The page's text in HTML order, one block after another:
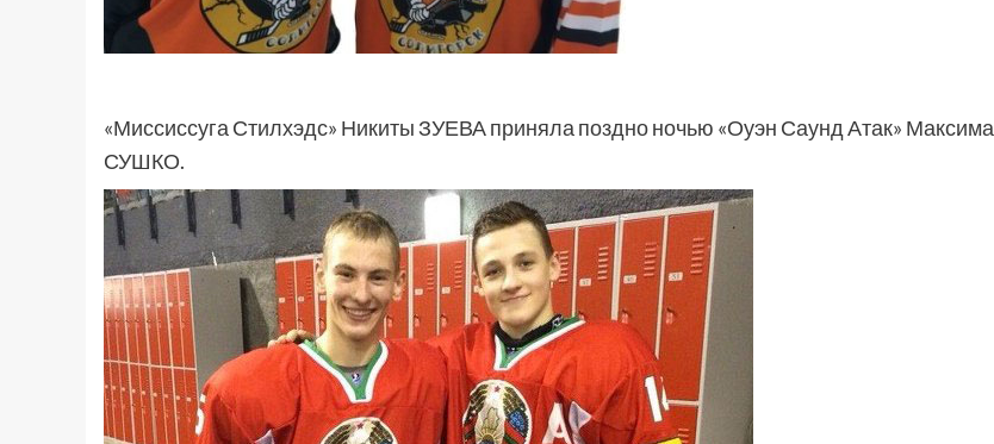
«Миссиссуга Стилхэдс» Никиты ЗУЕВА приняла поздно ночью «Оуэн Саунд Атак» Максима
СУШКО.